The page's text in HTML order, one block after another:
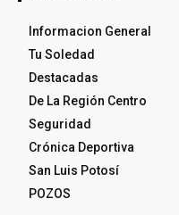
Informacion General
Tu Soledad
Destacadas
De La Región Centro
Seguridad
Crónica Deportiva
San Luis Potosí
POZOS